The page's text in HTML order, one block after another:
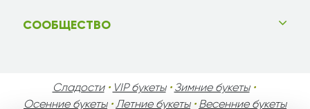
СООБЩЕСТВО
Сладости• VIP букеты• Зимние букеты•
Осенние букеты•Летние букеты• Весенние букеты